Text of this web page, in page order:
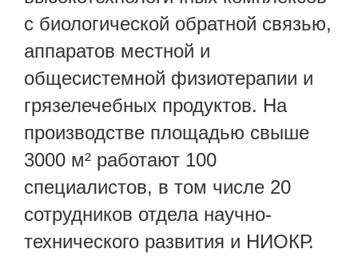
с биологической обратной связью,
аппаратов местной и
общесистемной физиотерапии и
грязелечебных продуктов. На
производстве площадью свыше
3000 м² работают 100
специалистов, в том числе 20
сотрудников отдела научно-
технического развития и НИОКР.